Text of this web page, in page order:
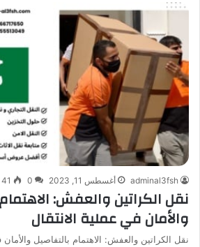
adminal3fsh أغسطس 11, 2023 0
41
نقل الكراتين والعفش:
والأمان في عملية الانتقال
نقل الكراتين والعفش: الاهتمام بالتفاصيل